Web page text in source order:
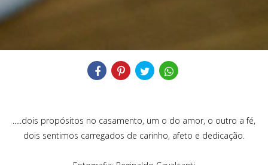
.....dois propósitos no casamento, um o do amor, o outro a fé,
dois sentimos carregados de carinho, afeto e dedicação.